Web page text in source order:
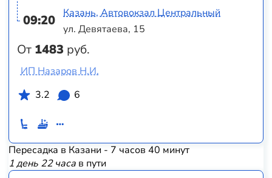
09:20
От 1483 руб.
Казань, Автовокзал Центральный
ул. Девятаева, 15
ИП Назаров Н.И.
3.2
6
Пересадка в Казани - 7 часов 40 минут
1 день 22 часав пути